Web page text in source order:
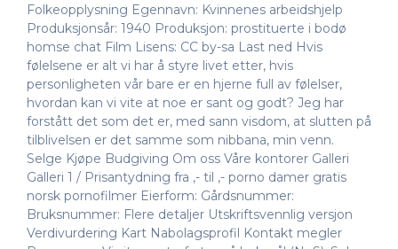
Folkeopplysning Egennavn: Kvinnenes arbeidshjelp
Produksjonsår: 1940 Produksjon: prostituerte i bodø
homse chat Film Lisens: CC by-sa Last ned Hvis
følelsene er alt vi har å styre livet etter, hvis
personligheten vår bare er en hjerne full av følelser,
hvordan kan vi vite at noe er sant og godt? Jeg har
forstått det som det er, med sann visdom, at slutten på
tilblivelsen er det samme som nibbana, min venn.
Selge Kjøpe Budgiving Om oss Våre kontorer Galleri
Galleri 1 / Prisantydning fra ,- til ,- porno damer gratis
norsk pornofilmer Eierform: Gårdsnummer:
Bruksnummer: Flere detaljer Utskriftsvennlig versjon
Verdivurdering Kart Nabolagsprofil Kontakt megler